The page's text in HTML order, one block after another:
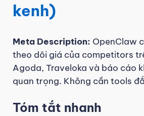
kenh)
Meta Description: OpenClaw
theo dõi giá của competitors
Agoda, Traveloka và báo cáo
quan trọng. Không cần tools
Tóm tắt nhanh